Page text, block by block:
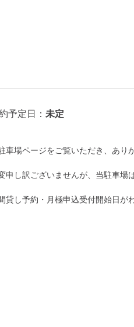
日 (土)
予定日： 未定
車場ページをご覧いただき、あり
申し訳ございませんが、当駐車場
貸し予約・月極申込受付開始日が